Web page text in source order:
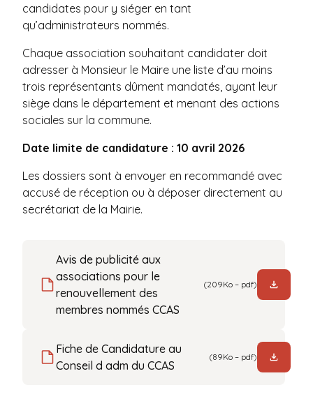
candidates pour y siéger en tant
qu’administrateurs nommés.
Chaque association souhaitant candidater doit
adresser à Monsieur le Maire une liste d’au moins
trois représentants dûment mandatés, ayant leur
siège dans le département et menant des actions
sociales sur la commune.
Date limite de candidature : 10 avril 2026
Les dossiers sont à envoyer en recommandé avec
accusé de réception ou à déposer directement au
secrétariat de la Mairie.
Avis de publicité aux
associations pour le
renouvellement des
membres nommés CCAS
(209Ko – pdf)
Fiche de Candidature au
Conseil d adm du CCAS
(89Ko – pdf)